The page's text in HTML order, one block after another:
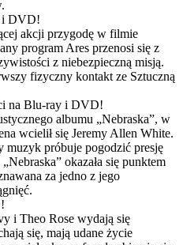
i DVD!
akcji przygodę w filmie
program Ares przenosi się z
z niebezpieczną misją.
fizyczny kontakt ze Sztuczną
na Blu-ray i DVD!
albumu „Nebraska”, w
wcielił się Jeremy Allen White.
muzyk próbuje pogodzić presję
okazała się punktem
za jedno z jego
i Theo Rose wydają się
się, mają udane życie